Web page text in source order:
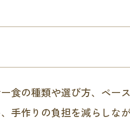
食の種類や選び方、ペー
手作りの負担を減らしな